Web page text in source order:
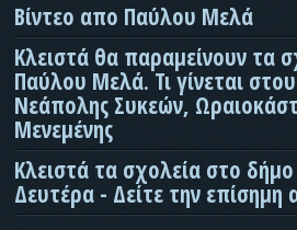
Βίντεο απο Παύλου Μελά
Κλειστά θα παραμείνουν τα
Παύλου Μελά. Τι γίνεται
Νεάπολης Συκεών,
Μενεμένης
Κλειστά τα σχολεία στο
Δευτέρα - Δείτε την επίσημη